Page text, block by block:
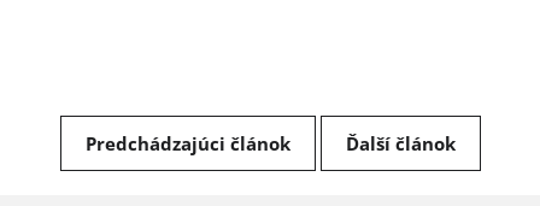
Predchádzajúci článok Ďalší článok